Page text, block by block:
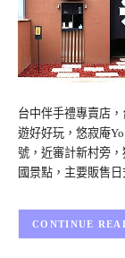
台中伴手禮專賣店
遊好好玩，悠寂庵
號，近審計新村旁
國景點，主要販售
CONTINUE